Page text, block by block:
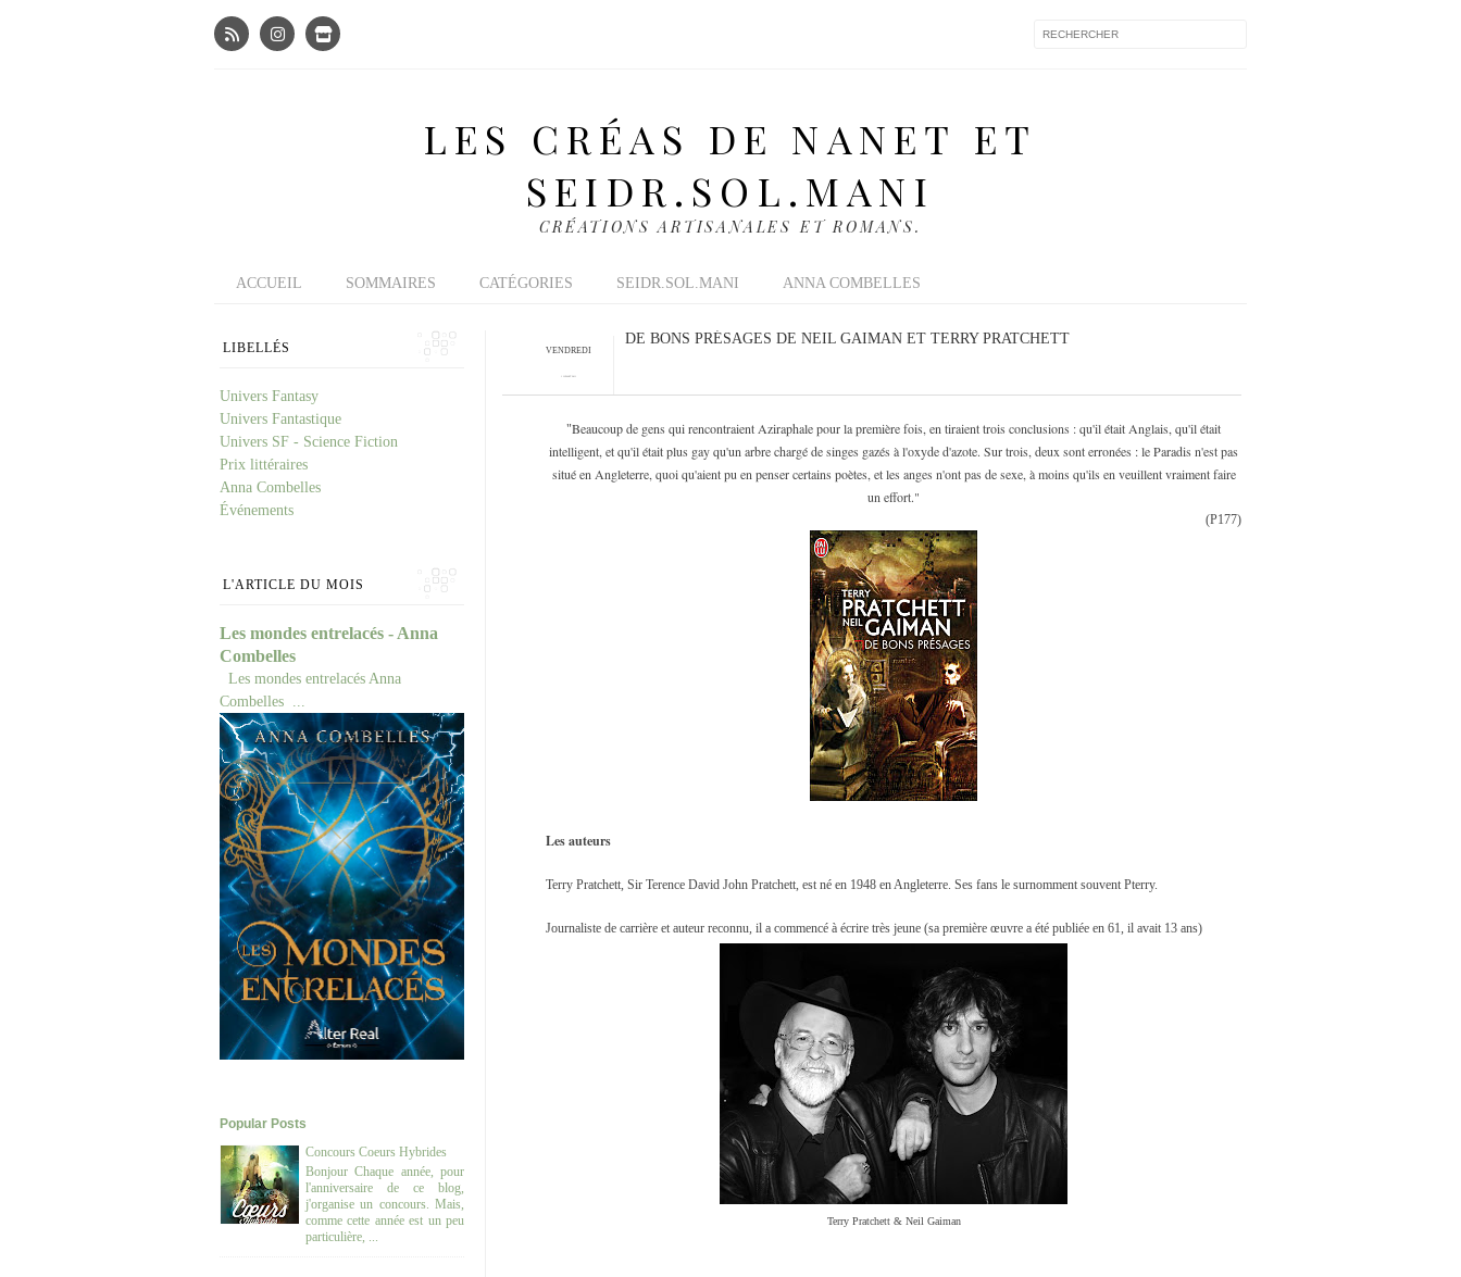
LES CRÉAS DE NANET ET
SEIDR.SOL.MANI
CRÉATIONS ARTISANALES ET ROMANS.
ACCUEIL SOMMAIRES CATÉGORIES SEIDR.SOL.MANI ANNA COMBELLES
VENDREDI
DE BONS PRÉSAGES DE NEIL GAIMAN ET TERRY PRATCHETT
"Beaucoup de gens qui rencontraient Aziraphale pour la première fois, en tiraient trois conclusions : qu'il était Anglais, qu'il était
intelligent, et qu'il était plus gay qu'un arbre chargé de singes gazés à l'oxyde d'azote. Sur trois, deux sont erronées : le Paradis n'est pas
situé en Angleterre, quoi qu'aient pu en penser certains poètes, et les anges n'ont pas de sexe, à moins qu'ils en veuillent vraiment faire
un effort."
(P177)
Les auteurs
Terry Pratchett, Sir Terence David John Pratchett, est né en 1948 en Angleterre. Ses fans le surnomment souvent Pterry.
Journaliste de carrière et auteur reconnu, il a commencé à écrire très jeune (sa première œuvre a été publiée en 61, il avait 13 ans)
Terry Pratchett & Neil Gaiman
LIBELLÉS
Univers Fantasy
Univers Fantastique
Univers SF - Science Fiction
Prix littéraires
Anna Combelles
Événements
L'ARTICLE DU MOIS
Les mondes entrelacés - Anna
Combelles
Les mondes entrelacés Anna
Combelles ...
Popular Posts
Concours Coeurs Hybrides
Bonjour Chaque année, pour
l'anniversaire de ce blog,
j'organise un concours. Mais,
comme cette année est un peu
particulière, ...